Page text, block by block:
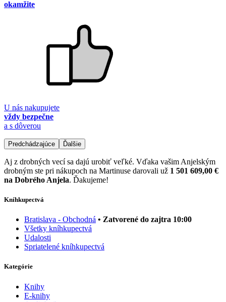
okamžite
U nás nakupujete
vždy bezpečne
a s dôverou
Predchádzajúce Ďalšie
Aj z drobných vecí sa dajú urobiť veľké. Vďaka vašim Anjelským
drobným ste pri nákupoch na Martinuse darovali už 1 501 609,00 €
na Dobrého Anjela. Ďakujeme!
Kníhkupectvá
Bratislava - Obchodná • Zatvorené do zajtra 10:00
Všetky kníhkupectvá
Udalosti
Spriatelené kníhkupectvá
Kategórie
Knihy
E-knihy